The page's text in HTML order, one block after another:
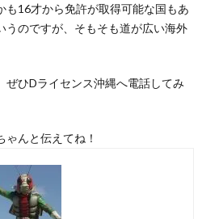
も16才から免許が取得可能な国もあ
うのですが、そもそも道が広い海外
ぜひDライセンス沖縄へ電話してみ
んと伝えてね！